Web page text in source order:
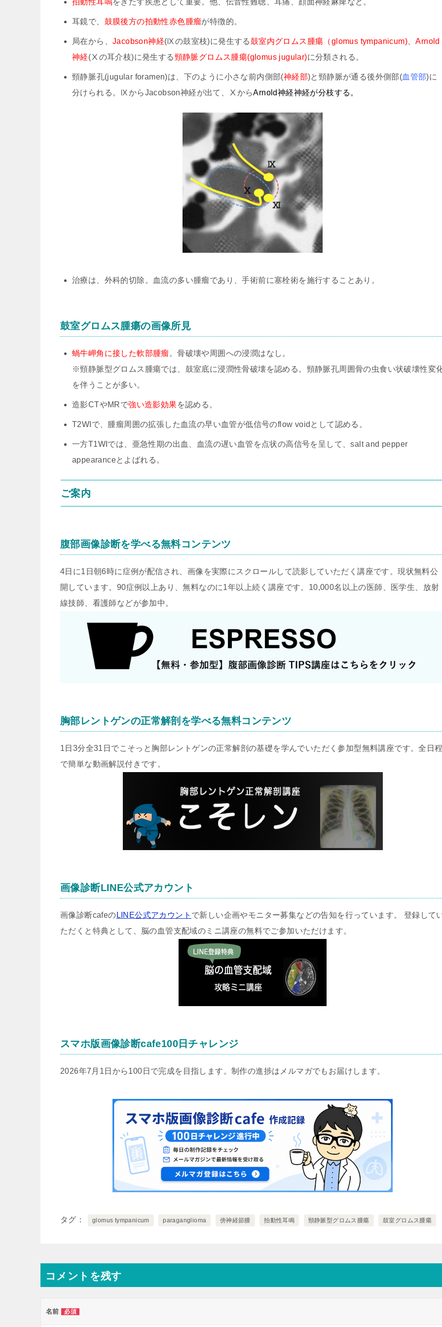
拍動性耳鳴をきたす疾患として重要。他、伝音性難聴、耳痛、顔面神経麻痺など。
耳鏡で、 鼓膜後方の拍動性赤色腫瘤が特徴的。
局在から、 Jacobson神経(Ⅸの鼓室枝)に発生する鼓室内グロムス腫瘍（glomus tympanicum) 、Arnold
神経(Ⅹの耳介枝)に発生する頸静脈グロムス腫瘍(glomus jugular)に分類される。
頸静脈孔(jugular foramen)は、下のように小さな前内側部(神経部)と頸静脈が通る後外側部(血管部)に
分けられる。ⅨからJacobson神経が出て、ⅩからArnold神経神経が分枝する。
治療は、外科的切除。血流の多い腫瘤であり、手術前に塞栓術を施行することあり。
鼓室グロムス腫瘍の画像所見
蝸牛岬角に接した軟部腫瘤。骨破壊や周囲への浸潤はなし。
※頸静脈型グロムス腫瘍では、鼓室底に浸潤性骨破壊を認める。頸静脈孔周囲骨の虫食い状破壊性変
を伴うことが多い。
造影CTやMRで強い造影効果を認める。
T2WIで、腫瘤周囲の拡張した血流の早い血管が低信号のflow voidとして認める。
一方T1WIでは、亜急性期の出血、血流の遅い血管を点状の高信号を呈して、salt and pepper
appearanceとよばれる。
ご案内
腹部画像診断を学べる無料コンテンツ
4日に1日朝6時に症例が配信され、画像を実際にスクロールして読影していただく講座です。現状無料公
開しています。90症例以上あり、無料なのに1年以上続く講座です。10,000名以上の医師、医学生、放射
線技師、看護師などが参加中。
胸部レントゲンの正常解剖を学べる無料コンテンツ
1日3分全31日でこそっと胸部レントゲンの正常解剖の基礎を学んでいただく参加型無料講座です。全日
で簡単な動画解説付きです。
画像診断LINE公式アカウント
画像診断cafeの LINE公式アカウント で新しい企画やモニター募集などの告知を行っています。 登録して
ただくと特典として、脳の血管支配域のミニ講座の無料でご参加いただけます。
スマホ版画像診断cafe100日チャレンジ
2026年7月1日から100日で完成を目指します。制作の進捗はメルマガでもお届けします。
タグ glomus tympanicum paraganglioma 傍神経節腫 拍動性耳鳴 頸静脈型グロムス腫瘍 鼓室グロムス腫瘍
コメントを残す
名前 必須